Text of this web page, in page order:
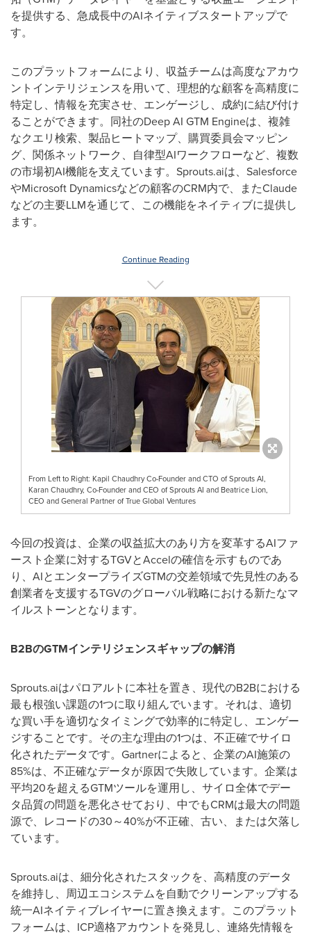
を提供する、急成長中のAIネイティブスタートアップで
す。
このプラットフォームにより、収益チームは高度なアカウ
ントインテリジェンスを用いて、理想的な顧客を高精度に
特定し、情報を充実させ、エンゲージし、成約に結び付け
ることができます。同社のDeep AI GTM Engineは、複雑
なクエリ検索、製品ヒートマップ、購買委員会マッピン
グ、関係ネットワーク、自律型AIワークフローなど、複数
の市場初AI機能を支えています。Sprouts.aiは、Salesforce
やMicrosoft Dynamicsなどの顧客のCRM内で、またClaude
などの主要LLMを通じて、この機能をネイティブに提供し
ます。
Continue Reading
From Left to Right: Kapil Chaudhry Co-Founder and CTO of Sprouts AI,
Karan Chaudhry, Co-Founder and CEO of Sprouts AI and Beatrice Lion,
CEO and General Partner of True Global Ventures
今回の投資は、企業の収益拡大のあり方を変革するAIファ
ースト企業に対するTGVとAccelの確信を示すものであ
り、AIとエンタープライズGTMの交差領域で先見性のある
創業者を支援するTGVのグローバル戦略における新たなマ
イルストーンとなります。
B2BのGTMインテリジェンスギャップの解消
Sprouts.aiはパロアルトに本社を置き、現代のB2Bにおける
最も根強い課題の1つに取り組んでいます。それは、適切
な買い手を適切なタイミングで効率的に特定し、エンゲー
ジすることです。その主な理由の1つは、不正確でサイロ
化されたデータです。Gartnerによると、企業のAI施策の
85%は、不正確なデータが原因で失敗しています。企業は
平均20を超えるGTMツールを運用し、サイロ全体でデー
タ品質の問題を悪化させており、中でもCRMは最大の問題
源で、レコードの30～40%が不正確、古い、または欠落し
ています。
Sprouts.aiは、細分化されたスタックを、高精度のデータ
を維持し、周辺エコシステムを自動でクリーンアップする
統一AIネイティブレイヤーに置き換えます。このプラット
フォームは、ICP適格アカウントを発見し、連絡先情報を